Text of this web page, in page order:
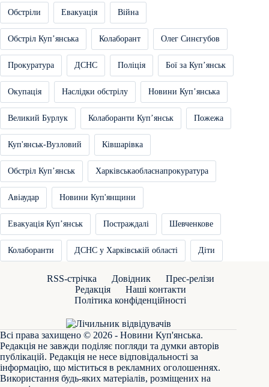
Обстріли Евакуація Війна
Обстріл Купʼянська Колаборант Олег Синєгубов
Прокуратура ДСНС Поліція Бої за Купʼянськ
Окупація Наслідки обстрілу Новини Купʼянська
Великий Бурлук Колаборанти Купʼянськ Пожежа
Куп'янськ-Вузловий Ківшарівка
Обстріл Купʼянськ Харківськаобласнапрокуратура
Авіаудар Новини Куп'янщини
Евакуація Купʼянськ Постраждалі Шевченкове
Колаборанти ДСНС у Харківській області Діти
RSS-стрічка Довідник
Прес-релізи
Редакція
Наші контакти
Політика конфіденційності
Всі права захищено © 2026 - Новини Куп'янська.
Редакція не завжди поділяє погляди та думки авторів
публікацій. Редакція не несе відповідальності за
інформацію, що міститься в рекламних оголошеннях.
Використання будь-яких матеріалів, розміщених на